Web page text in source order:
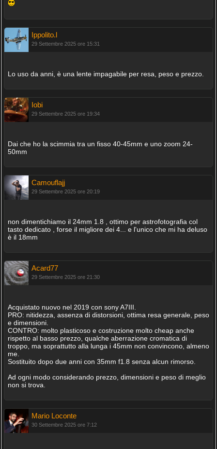
Ippolito.l
29 Settembre 2025 ore 15:31
Lo uso da anni, è una lente impagabile per resa, peso e prezzo.
Iobi
29 Settembre 2025 ore 19:34
Dai che ho la scimmia tra un fisso 40-45mm e uno zoom 24-
50mm
Camouflajj
29 Settembre 2025 ore 20:19
non dimentichiamo il 24mm 1.8 , ottimo per astrofotografia col
tasto dedicato , forse il migliore dei 4... e l'unico che mi ha deluso
è il 18mm
Acard77
29 Settembre 2025 ore 21:30
Acquistato nuovo nel 2019 con sony A7III.
PRO: nitidezza, assenza di distorsioni, ottima resa generale, peso
e dimensioni.
CONTRO: molto plasticoso e costruzione molto cheap anche
rispetto al basso prezzo, qualche aberrazione cromatica di
troppo, ma soprattutto alla lunga i 45mm non convincono, almeno
me.
Sostituito dopo due anni con 35mm f1.8 senza alcun rimorso.
Ad ogni modo considerando prezzo, dimensioni e peso di meglio
non si trova.
Mario Loconte
30 Settembre 2025 ore 7:12